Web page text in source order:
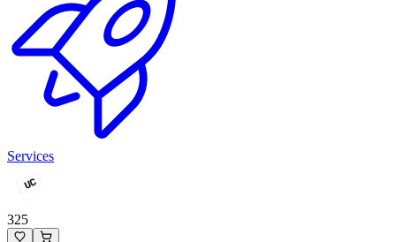
Services
325